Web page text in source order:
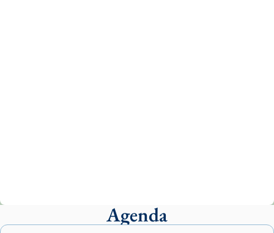
presidit aquest 27 de juliol la missa de Les
Santes de Mataró.Agenda